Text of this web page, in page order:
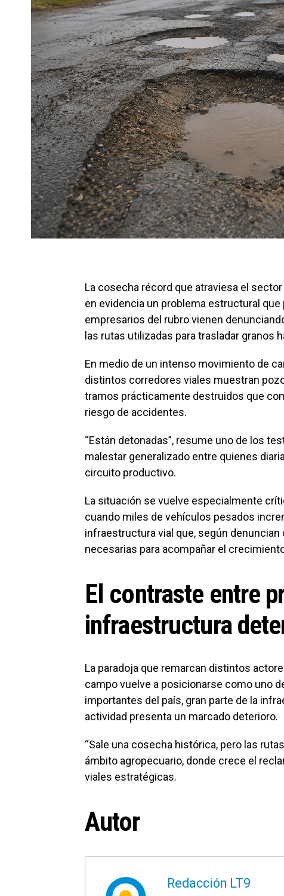
La cosecha récord que atraviesa el
en evidencia un problema estructural
empresarios del rubro vienen
las rutas utilizadas para trasladar granos
En medio de un intenso movimiento de
distintos corredores viales muestran
tramos prácticamente destruidos que
riesgo de accidentes.
“Están detonadas”, resume uno de los
malestar generalizado entre quienes
circuito productivo.
La situación se vuelve especialmente
cuando miles de vehículos pesados
infraestructura vial que, según
necesarias para acompañar el
El contraste entre
infraestructura
La paradoja que remarcan distintos
campo vuelve a posicionarse como uno
importantes del país, gran parte de la
actividad presenta un marcado deterioro.
“Sale una cosecha histórica, pero las
ámbito agropecuario, donde crece el
viales estratégicas.
Autor
Redacción LT9